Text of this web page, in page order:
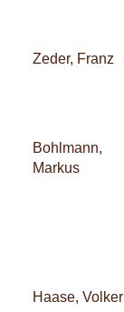
Zeder, Franz
Bohlmann,
Markus
Haase, Volker